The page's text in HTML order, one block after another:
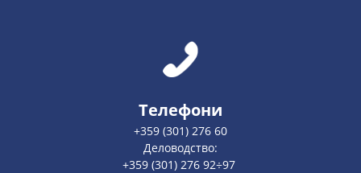
Телефони
+359 (301) 276 60
Деловодство:
+359 (301) 276 92÷97